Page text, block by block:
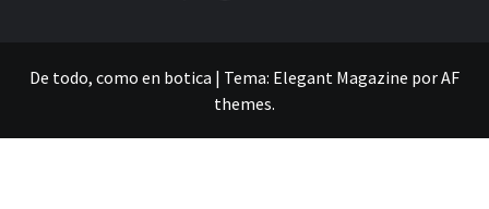
De todo, como en botica | Tema: Elegant Magazine porAF
themes.